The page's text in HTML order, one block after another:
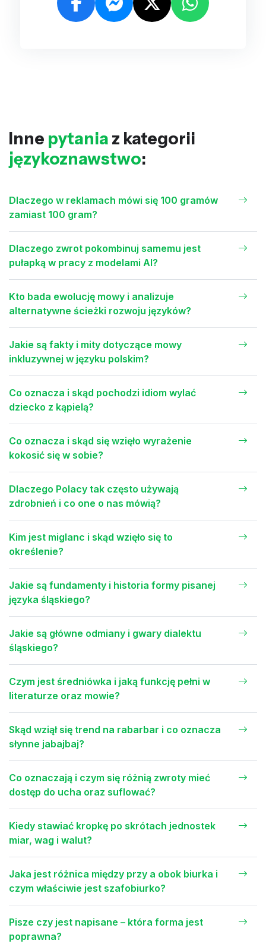
Inne pytania z kategorii
językoznawstwo:
Dlaczego w reklamach mówi się 100 gramów
zamiast 100 gram?
Dlaczego zwrot pokombinuj samemu jest
pułapką w pracy z modelami AI?
Kto bada ewolucję mowy i analizuje
alternatywne ścieżki rozwoju języków?
Jakie są fakty i mity dotyczące mowy
inkluzywnej w języku polskim?
Co oznacza i skąd pochodzi idiom wylać
dziecko z kąpielą?
Co oznacza i skąd się wzięło wyrażenie
kokosić się w sobie?
Dlaczego Polacy tak często używają
zdrobnień i co one o nas mówią?
Kim jest miglanc i skąd wzięło się to
określenie?
Jakie są fundamenty i historia formy pisanej
języka śląskiego?
Jakie są główne odmiany i gwary dialektu
śląskiego?
Czym jest średniówka i jaką funkcję pełni w
literaturze oraz mowie?
Skąd wziął się trend na rabarbar i co oznacza
słynne jabajbaj?
Co oznaczają i czym się różnią zwroty mieć
dostęp do ucha oraz suflować?
Kiedy stawiać kropkę po skrótach jednostek
miar, wag i walut?
Jaka jest różnica między przy a obok biurka i
czym właściwie jest szafobiurko?
Pisze czy jest napisane – która forma jest
poprawna?